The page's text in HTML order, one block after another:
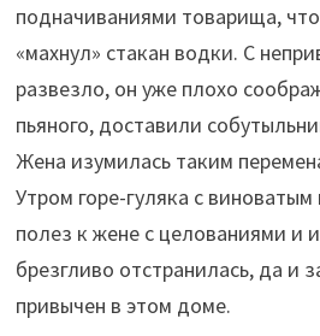
подначиваниями товарища,
«махнул» стакан водки. С
развезло, он уже плохо
пьяного, доставили
Жена изумилась таким
Утром горе-гуляка с
полез к жене с целованиями и
брезгливо отстранилась, да и
привычен в этом доме.